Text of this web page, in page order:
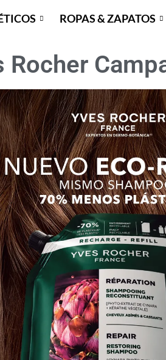
ROPAS & ZAPATOS
Rocher